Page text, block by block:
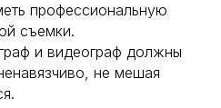
профессиональную
съемки.
и видеограф должны
не мешая